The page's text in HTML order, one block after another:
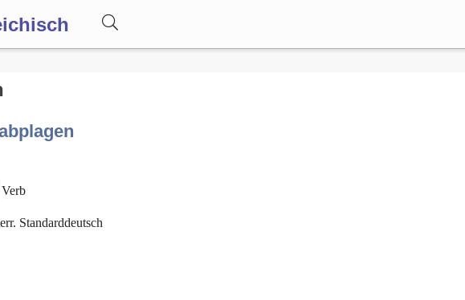
Verb
Standarddeutsch